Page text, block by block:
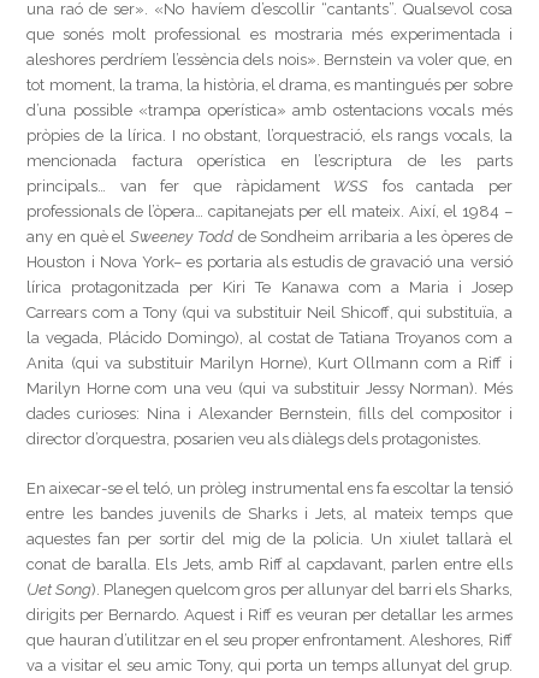
una raó de ser». «No havíem d’escollir “cantants”. Qualsevol cosa
que sonés molt professional es mostraria més experimentada i
aleshores perdríem l’essència dels nois». Bernstein va voler que, en
tot moment, la trama, la història, el drama, es mantingués per sobre
d’una possible «trampa operística» amb ostentacions vocals més
pròpies de la lírica. I no obstant, l’orquestració, els rangs vocals, la
mencionada factura operística en l’escriptura de les parts
principals… van fer que ràpidament WSS fos cantada per
professionals de l’òpera… capitanejats per ell mateix. Així, el 1984 –
any en què elSweeney Todd de Sondheim arribaria a les òperes de
Houston i Nova York– es portaria als estudis de gravació una versió
lírica protagonitzada per Kiri Te Kanawa com a Maria i Josep
Carrears com a Tony (qui va substituir Neil Shicoff, qui substituïa, a
la vegada, Plácido Domingo), al costat de Tatiana Troyanos com a
Anita (qui va substituir Marilyn Horne), Kurt Ollmann com a Riff i
Marilyn Horne com una veu (qui va substituir Jessy Norman). Més
dades curioses: Nina i Alexander Bernstein, fills del compositor i
director d’orquestra, posarien veu als diàlegs dels protagonistes.
En aixecar-se el teló, un pròleg instrumental ens fa escoltar la tensió
entre les bandes juvenils de Sharks i Jets, al mateix temps que
aquestes fan per sortir del mig de la policia. Un xiulet tallarà el
conat de baralla. Els Jets, amb Riff al capdavant, parlen entre ells
( Jet Song). Planegen quelcom gros per allunyar del barri els Sharks,
dirigits per Bernardo. Aquest i Riff es veuran per detallar les armes
que hauran d’utilitzar en el seu proper enfrontament. Aleshores, Riff
va a visitar el seu amic Tony, qui porta un temps allunyat del grup.